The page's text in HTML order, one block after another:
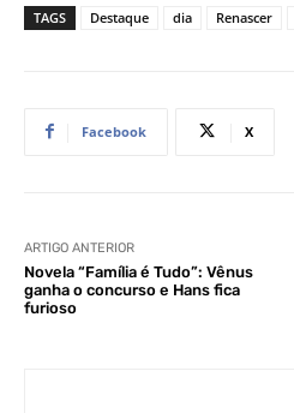
TAGS Destaque dia Renascer
Facebook X
ARTIGO ANTERIOR
Novela “Família é Tudo”: Vênus
ganha o concurso e Hans fica
furioso